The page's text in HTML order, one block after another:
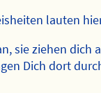
lauten
sie ziehen dich
Dich dort